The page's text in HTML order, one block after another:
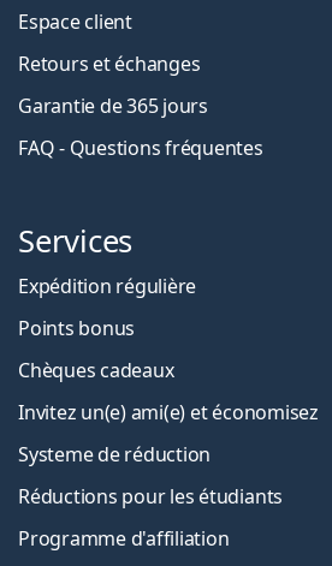
Espace client
Retours et échanges
Garantie de 365 jours
FAQ - Questions fréquentes
Services
Expédition régulière
Points bonus
Chèques cadeaux
Invitez un(e) ami(e) et économisez
Systeme de réduction
Réductions pour les étudiants
Programme d'affiliation